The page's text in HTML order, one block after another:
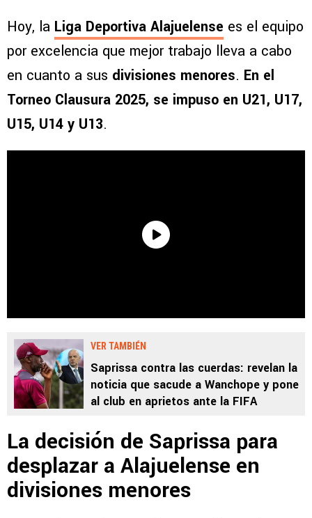
Hoy, la Liga Deportiva Alajuelense es el equipo
por excelencia que mejor trabajo lleva a cabo
en cuanto a sus divisiones menores. En el
Torneo Clausura 2025, se impuso en U21, U17,
U15, U14 y U13.
VER TAMBIÉN
Saprissa contra las cuerdas: revelan la
noticia que sacude a Wanchope y pone
al club en aprietos ante la FIFA
La decisión de Saprissa para
desplazar a Alajuelense en
divisiones menores